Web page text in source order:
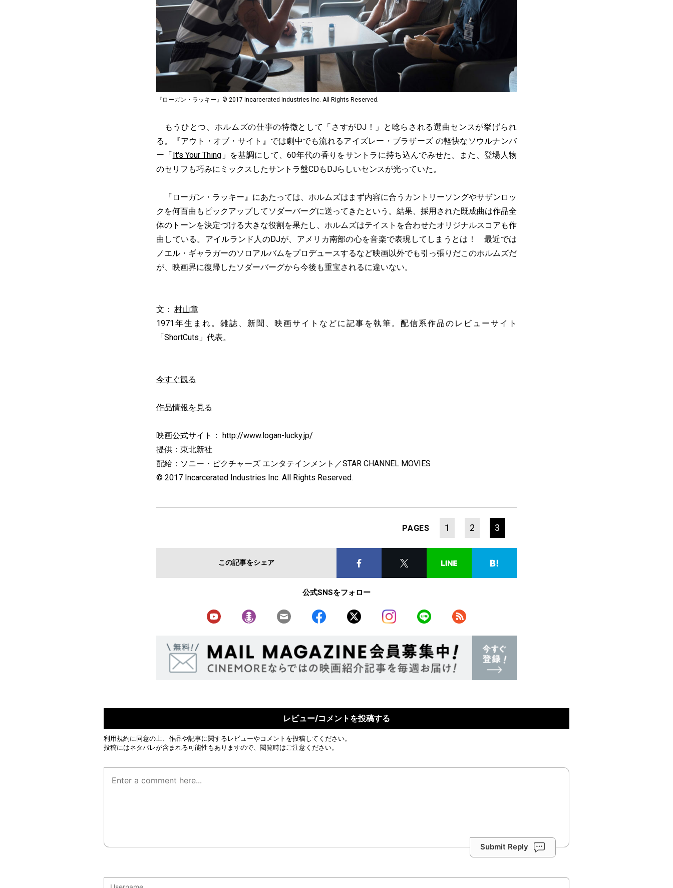
『ローガン・ラッキー』© 2017 Incarcerated Industries Inc. All Rights Reserved.
もうひとつ、ホルムズの仕事の特徴として「さすがDJ！」と唸らされる選曲センスが挙げられ
る。『アウト・オブ・サイト』では劇中でも流れるアイズレー・ブラザーズ の軽快なソウルナンバ
ー「It's Your Thing 」を基調にして、60年代の香りをサントラに持ち込んでみせた。また、登場人物
のセリフも巧みにミックスしたサントラ盤CDもDJらしいセンスが光っていた。
『ローガン・ラッキー』にあたっては、ホルムズはまず内容に合うカントリーソングやサザンロッ
クを何百曲もピックアップしてソダーバーグに送ってきたという。結果、採用された既成曲は作品全
体のトーンを決定づける大きな役割を果たし、ホルムズはテイストを合わせたオリジナルスコアも作
曲している。アイルランド人のDJが、アメリカ南部の心を音楽で表現してしまうとは！ 最近では
ノエル・ギャラガーのソロアルバムをプロデュースするなど映画以外でも引っ張りだこのホルムズだ
が、映画界に復帰したソダーバーグから今後も重宝されるに違いない。
文： 村山章
1971年生まれ。雑誌、新聞、映画サイトなどに記事を執筆。配信系作品のレビューサイト
「ShortCuts」代表。
今すぐ観る
作品情報を見る
映画公式サイト： http://www.logan-lucky.jp/
提供：東北新社
配給：ソニー・ピクチャーズ エンタテインメント／STAR CHANNEL MOVIES
© 2017 Incarcerated Industries Inc. All Rights Reserved.
PAGES 1 2 3
この記事をシェア
公式SNSをフォロー
レビュー/コメントを投稿する
利用規約に同意の上、作品や記事に関するレビューやコメントを投稿してください。
投稿にはネタバレが含まれる可能性もありますので、閲覧時はご注意ください。
Submit Reply